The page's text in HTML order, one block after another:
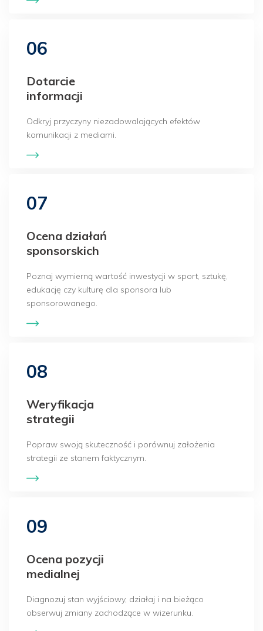
06
Dotarcie
informacji
Odkryj przyczyny niezadowalających efektów
komunikacji z mediami.
07
Ocena działań
sponsorskich
Poznaj wymierną wartość inwestycji w sport, sztukę,
edukację czy kulturę dla sponsora lub
sponsorowanego.
08
Weryfikacja
strategii
Popraw swoją skuteczność i porównuj założenia
strategii ze stanem faktycznym.
09
Ocena pozycji
medialnej
Diagnozuj stan wyjściowy, działaj i na bieżąco
obserwuj zmiany zachodzące w wizerunku.